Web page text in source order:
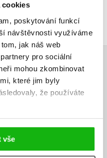
cookies
poskytování funkcí
návštěvnosti využíváme
jak náš web
pro sociální
mohou zkombinovat
které jim byly
že používáte
vše
NA STOPĚ"
uživatelská hodnocení.
registrovaní uživatelé